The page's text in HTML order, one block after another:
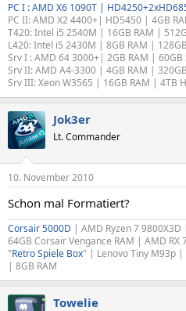
PC I : AMD X6 1090T |
PC II: AMD X2 4400+| HD5450 | 4GB
T420: Intel i5 2540M | 16GB RAM |
L420: Intel i5 2430M | 8GB RAM |
Srv I : AMD 64 3000+| 2GB RAM | 60GB
Srv II: AMD A4-3300 | 4GB RAM |
Srv III: Xeon W3565 | 16GB RAM | 4TB
Jok3er
Lt. Commander
10. November 2010
Schon mal Formatiert?
Corsair 5000D | AMD Ryzen 7 9800X3D
64GB Corsair Vengance RAM | AMD RX
"Retro Spiele Box" | Lenovo Tiny M93p
| 8GB RAM
Towelie